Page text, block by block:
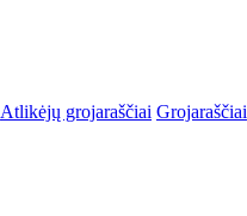
Atlikėjų grojaraščiai Grojaraščiai